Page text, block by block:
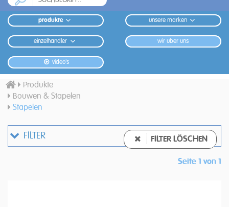
produkte unsere marken
einzelhändler wir über uns
video's
Produkte
Bouwen & Stapelen
Stapelen
FILTER FILTER LÖSCHEN
Seite 1 von 1